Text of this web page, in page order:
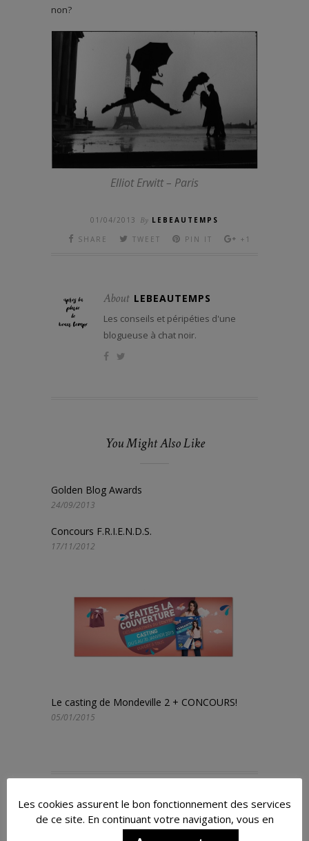
non?
Elliot Erwitt – Paris
01/04/2013 By LEBEAUTEMPS
SHARE
TWEET PIN IT +1
About LEBEAUTEMPS
Les conseils et péripéties d'une
blogueuse à chat noir.
You Might Also Like
Golden Blog Awards
24/09/2013
Concours F.R.I.E.N.D.S.
17/11/2012
Le casting de Mondeville 2 + CONCOURS!
05/01/2015
PREVIOUS POST NEXT POST
Les cookies assurent le bon fonctionnement des services
de ce site. En continuant votre navigation, vous en